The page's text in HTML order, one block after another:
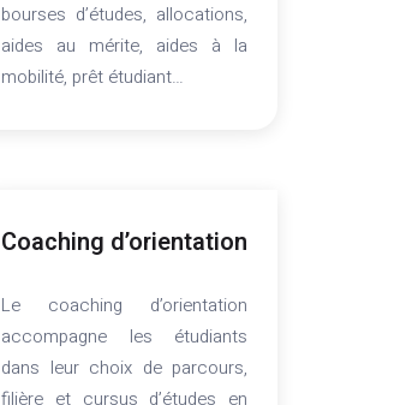
bourses d’études, allocations,
aides au mérite, aides à la
mobilité, prêt étudiant…
Coaching d’orientation
Le coaching d’orientation
accompagne les étudiants
dans leur choix de parcours,
filière et cursus d’études en